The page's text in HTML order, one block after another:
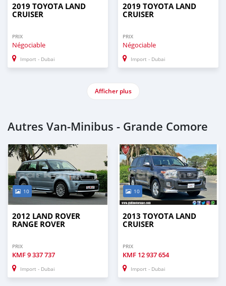
2019 TOYOTA LAND
CRUISER
PRIX
Négociable
Import - Dubai
2019 TOYOTA LAND
CRUISER
PRIX
Négociable
Import - Dubai
Afficher plus
Autres Van‒Minibus - Grande Comore
10
2012 LAND ROVER
RANGE ROVER
PRIX
KMF9 337 737
Import - Dubai
10
2013 TOYOTA LAND
CRUISER
PRIX
KMF 12 937 654
Import - Dubai